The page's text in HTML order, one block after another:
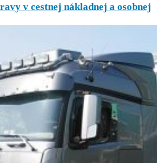
v cestnej nákladnej a osobnej